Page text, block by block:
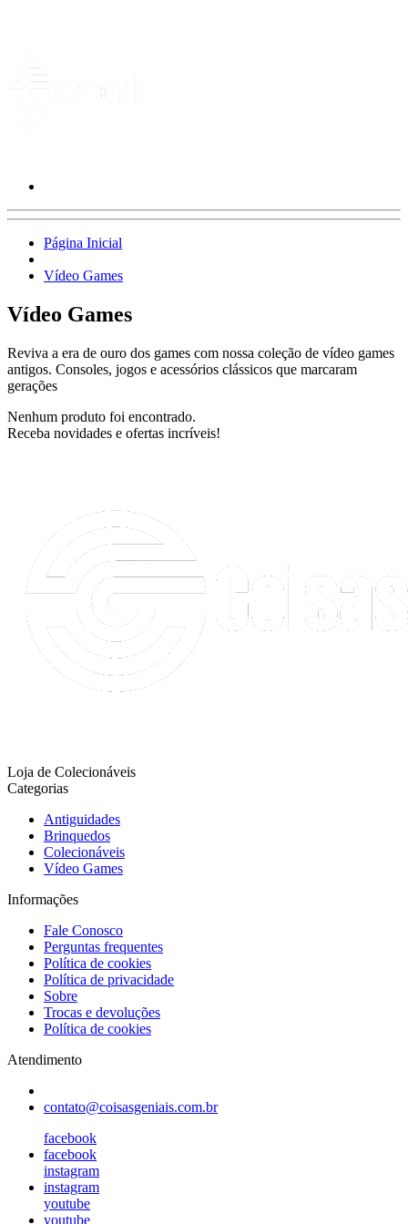
Página Inicial
Vídeo Games
Vídeo Games
Reviva a era de ouro dos games com nossa coleção de vídeo games
antigos. Consoles, jogos e acessórios clássicos que marcaram
gerações
Nenhum produto foi encontrado.
Receba novidades e ofertas incríveis!
Loja de Colecionáveis
Categorias
Antiguidades
Brinquedos
Colecionáveis
Vídeo Games
Informações
Fale Conosco
Perguntas frequentes
Política de cookies
Política de privacidade
Sobre
Trocas e devoluções
Política de cookies
Atendimento
contato@coisasgeniais.com.br
facebook
facebook
instagram
instagram
youtube
youtube